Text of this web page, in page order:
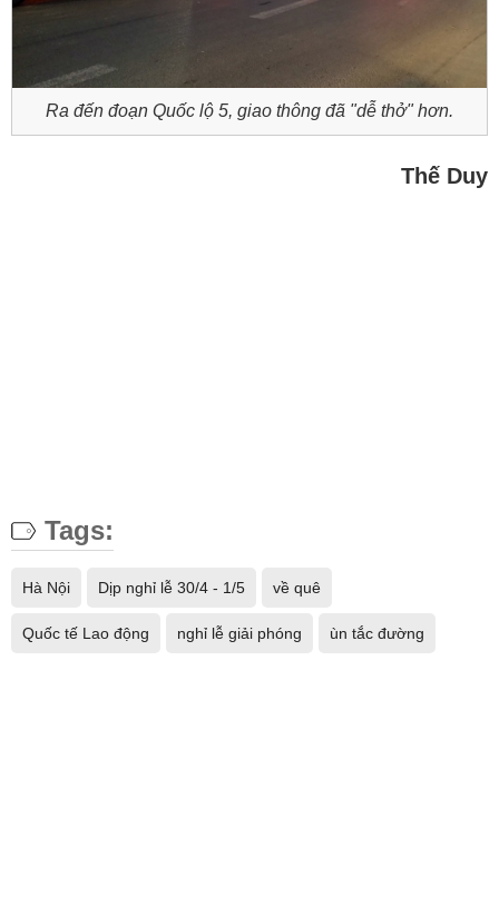
Ra đến đoạn Quốc lộ 5, giao thông đã "dễ thở" hơn.
Thế Duy
Tags:
Hà Nội Dịp nghỉ lễ 30/4 - 1/5 về quê
Quốc tế Lao động nghỉ lễ giải phóng ùn tắc đường